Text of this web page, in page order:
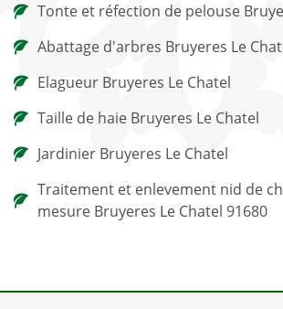
Tonte et réfection de pelouse
Abattage d'arbres Bruyeres Le
Elagueur Bruyeres Le Chatel
Taille de haie Bruyeres Le Chatel
Jardinier Bruyeres Le Chatel
Traitement et enlevement nid de
mesure Bruyeres Le Chatel 91680